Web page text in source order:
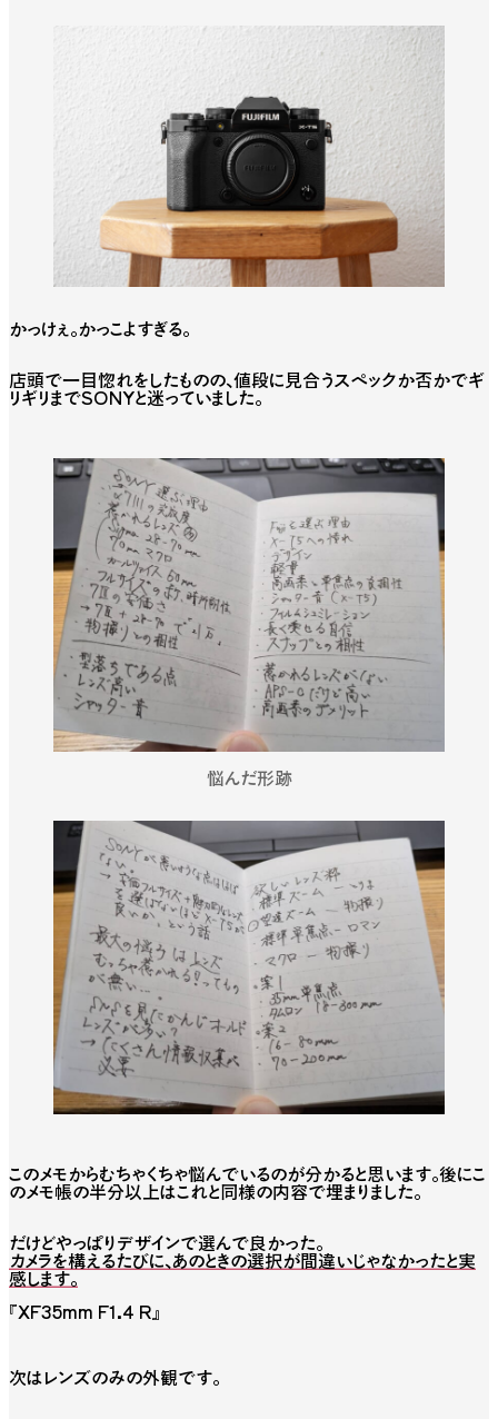
かっけぇ。かっこよすぎる。
店頭で一目惚れをしたものの、値段に見合うスペックか否かでギ
リギリまでSONYと迷っていました。
悩んだ形跡
このメモからむちゃくちゃ悩んでいるのが分かると思います。後にこ
のメモ帳の半分以上はこれと同様の内容で埋まりました。
だけどやっぱりデザインで選んで良かった。
カメラを構えるたびに、あのときの選択が間違いじゃなかったと実
感します。
『XF35mm F1.4 R』
次はレンズのみの外観です。